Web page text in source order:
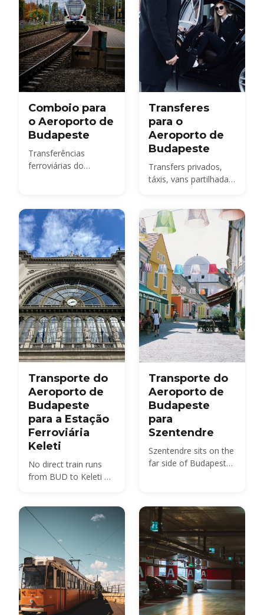
pena alugar no
aeroporto ou na
cidade.
Comboio para
o Aeroporto de
Budapeste
Transferências
ferroviárias do
Transferes
para o
Aeroporto de
Budapeste
Transfers privados,
táxis, vans partilhadas
compare os preços de
2026 e saiba como
reservar
antecipadamente.
Transporte do
Aeroporto de
Budapeste
para a Estação
Ferroviária
Keleti
No direct train runs
from BUD to Keleti —
850 HUF budget route,
and 2026 taxi fares
under the new airport
surcharge.
Transporte do
Aeroporto de
Budapeste
para
Szentendre
Szentendre sits on the
far side of Budapest
Here is every route,
with 2026 fares.